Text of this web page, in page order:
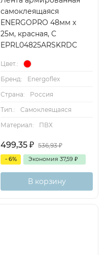
самоклеящаяся
ENERGOPRO 48мм х
25м, красная, C
EPRL04825ARSKRDC
Цвет.:
Бренд:
Energoflex
Страна:
Россия
Тип.:
Самоклеящаяся
Материал:
ПВХ
499,35 ₽ 536,93₽
- 6% Экономия 37,59 ₽
В корзину